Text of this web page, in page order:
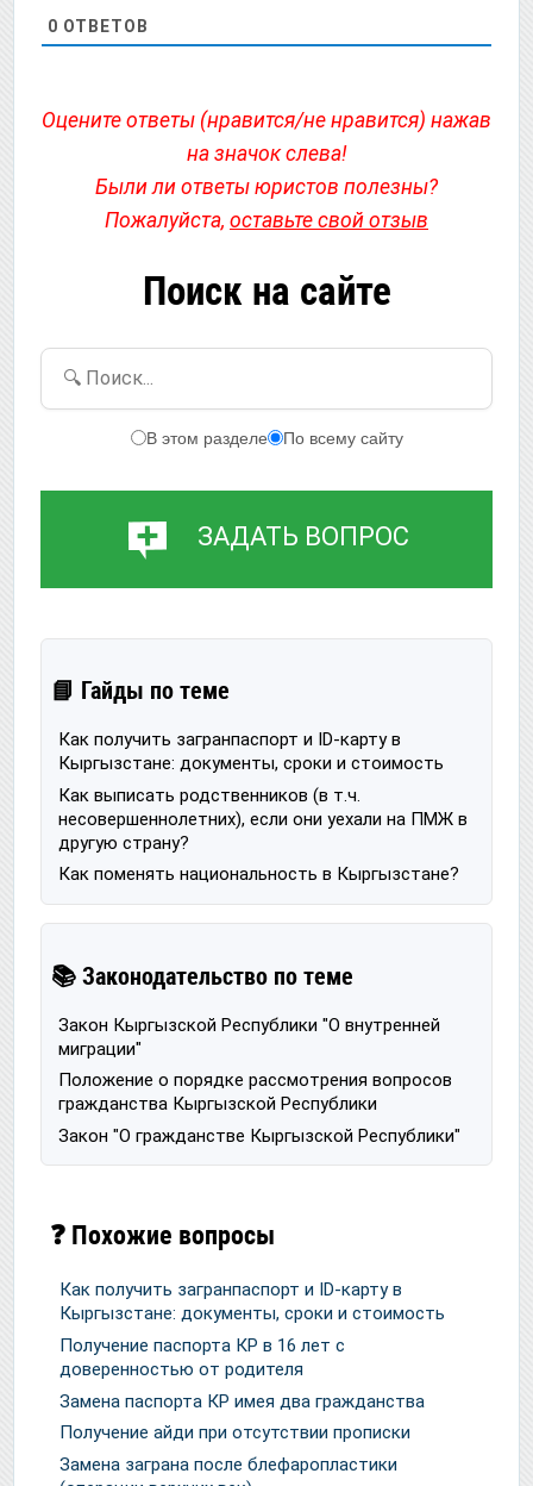
0 ОТВЕТОВ
Оцените ответы (нравится/не нравится) нажав
на значок слева!
Были ли ответы юристов полезны?
Пожалуйста, оставьте свой отзыв
Поиск на сайте
🔍 Поиск...
В этом разделе По всему сайту
ЗАДАТЬ ВОПРОС
📘 Гайды по теме
Как получить загранпаспорт и ID-карту в
Кыргызстане: документы, сроки и стоимость
Как выписать родственников (в т.ч.
несовершеннолетних), если они уехали на ПМЖ в
другую страну?
Как поменять национальность в Кыргызстане?
📚 Законодательство по теме
Закон Кыргызской Республики "О внутренней
миграции"
Положение о порядке рассмотрения вопросов
гражданства Кыргызской Республики
Закон "О гражданстве Кыргызской Республики"
❓ Похожие вопросы
Как получить загранпаспорт и ID-карту в
Кыргызстане: документы, сроки и стоимость
Получение паспорта КР в 16 лет с
доверенностью от родителя
Замена паспорта КР имея два гражданства
Получение айди при отсутствии прописки
Замена заграна после блефаропластики